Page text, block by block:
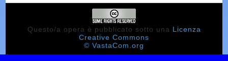
Questo/a opera è pubblicato sotto una Licenza
Creative Commons
© VastaCom.org